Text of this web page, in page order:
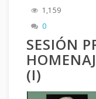
1,159
0
SESIÓN
(I)